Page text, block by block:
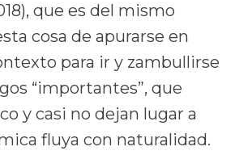
que es del mismo
cosa de apurarse en
para ir y zambullirse
“importantes”, que
y casi no dejan lugar a
fluya con naturalidad.